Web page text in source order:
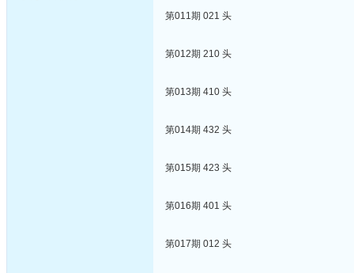
第011期 021 头
第012期 210 头
第013期 410 头
第014期 432 头
第015期 423 头
第016期 401 头
第017期 012 头